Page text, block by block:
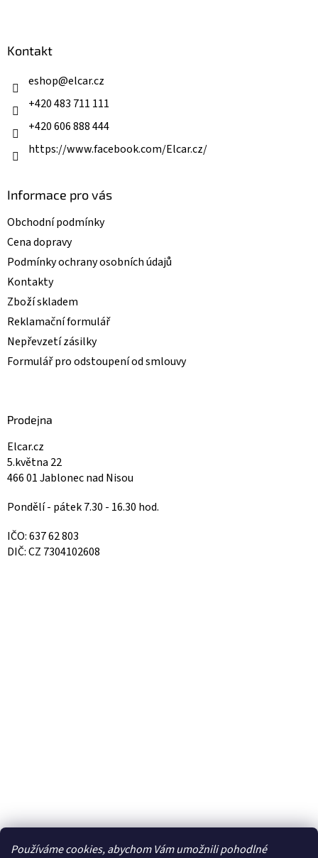
Používáme cookies, abychom Vám umožnili pohodlné
Kontakt
eshop@elcar.cz
+420 483 711 111
+420 606 888 444
https://www.facebook.com/Elcar.cz/
Informace pro vás
Obchodní podmínky
Cena dopravy
Podmínky ochrany osobních údajů
Kontakty
Zboží skladem
Reklamační formulář
Nepřevzetí zásilky
Formulář pro odstoupení od smlouvy
Prodejna
Elcar.cz
5.května 22
466 01 Jablonec nad Nisou
Pondělí - pátek 7.30 - 16.30 hod.
IČO: 637 62 803
DIČ: CZ 7304102608
Facebook